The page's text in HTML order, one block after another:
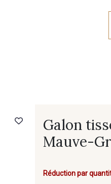
Galon
Mauve-
Réduction par